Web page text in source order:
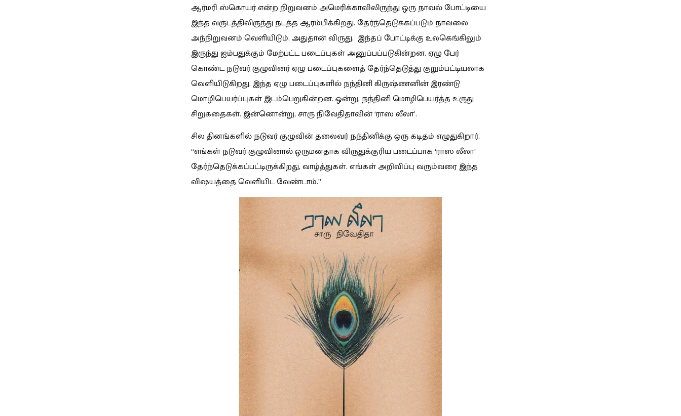
ஆர்மரி ஸ்கொயர் என்ற நிறுவனம் அமெரிக்காவிலிருந்து ஒரு நாவல் போட்டியை
இந்த வருடத்திலிருந்து நடத்த ஆரம்பிக்கிறது. தேர்ந்தெடுக்கப்படும் நாவலை
அந்நிறுவனம் வெளியிடும். அதுதான் விருது. இந்தப் போட்டிக்கு உலகெங்கிலும்
இருந்து ஐம்பதுக்கும் மேற்பட்ட படைப்புகள் அனுப்பப்படுகின்றன. ஏழு பேர்
கொண்ட நடுவர் குழுவினர் ஏழு படைப்புகளைத் தேர்ந்தெடுத்து குறும்பட்டியலாக
வெளியிடுகிறது. இந்த ஏழு படைப்புகளில் நந்தினி கிருஷ்ணனின் இரண்டு
மொழிபெயர்ப்புகள் இடம்பெறுகின்றன. ஒன்று, நந்தினி மொழிபெயர்த்த உருது
சிறுகதைகள். இன்னொன்று, சாரு நிவேதிதாவின் ‘ராஸ லீலா’.
சில தினங்களில் நடுவர் குழுவின் தலைவர் நந்தினிக்கு ஒரு கடிதம் எழுதுகிறார்.
“எங்கள் நடுவர் குழுவினால் ஒருமனதாக விருதுக்குரிய படைப்பாக ‘ராஸ லீலா’
தேர்ந்தெடுக்கப்பட்டிருக்கிறது, வாழ்த்துகள். எங்கள் அறிவிப்பு வரும்வரை இந்த
விஷயத்தை வெளியிட வேண்டாம்.”